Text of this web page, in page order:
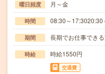
曜日頻度 月～金
時間 08:30～17:3020:30
期間 長期でお仕事でき
時給 時給1550円
交通費